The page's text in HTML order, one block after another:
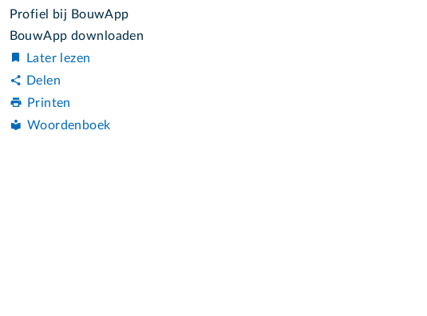
Profiel bij BouwApp
BouwApp downloaden
Later lezen
Delen
Printen
Woordenboek